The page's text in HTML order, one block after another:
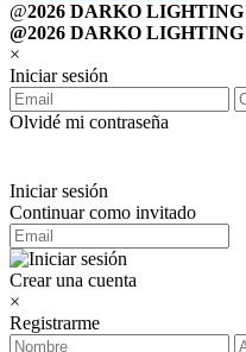
@2026 DARKO LIGHTING
@2026 DARKO LIGHTING
×
Iniciar sesión
Olvidé mi contraseña
Iniciar sesión
Continuar como invitado
Crear una cuenta
×
Registrarme